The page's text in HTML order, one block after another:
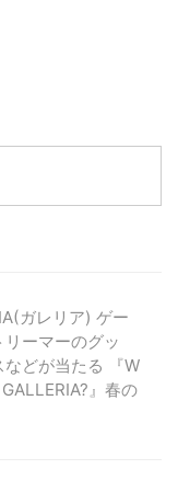
ガレリア) ゲー
ーマーのグッ
どが当たる 『W
』春の